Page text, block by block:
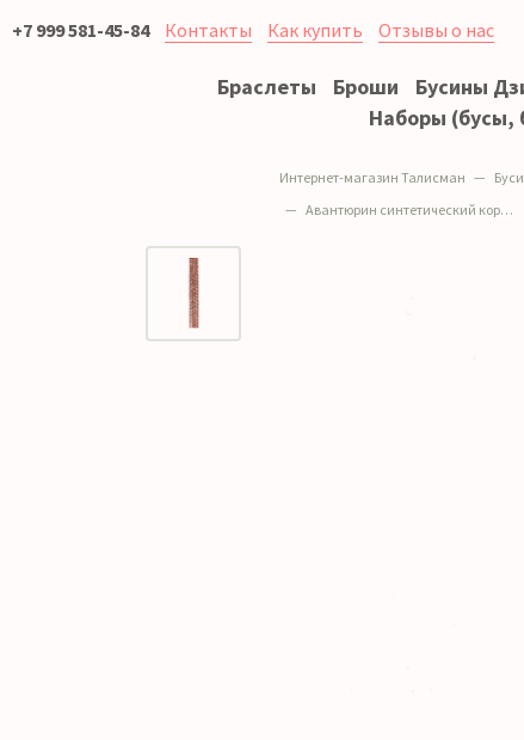
+7 999 581-45-84 Контакты Как купить Отзывы о нас
Браслеты Броши Бусины
Наборы (бусы,
Интернет-магазин Талисман
Авантюрин синтетический коричневый грань 6 мм